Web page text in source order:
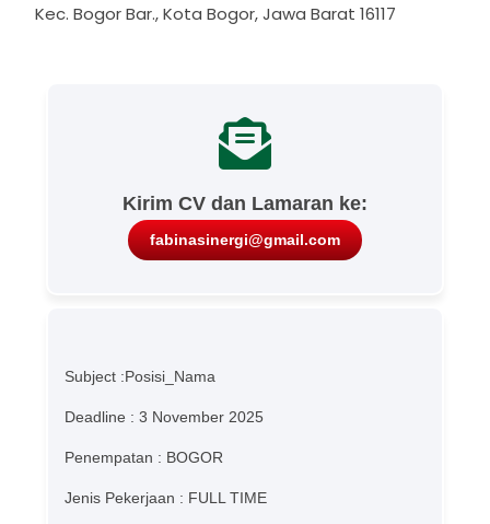
Kec. Bogor Bar., Kota Bogor, Jawa Barat 16117
Kirim CV dan Lamaran ke:
fabinasinergi@gmail.com
Subject :Posisi_Nama
Deadline : 3 November 2025
Penempatan : BOGOR
Jenis Pekerjaan : FULL TIME